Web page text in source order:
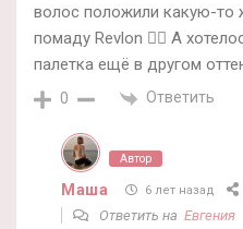
волос положили какую-то
помаду Revlon 🤦‍♀️ А
палетка ещё в другом
0 Ответить
Автор
Маша 6 лет назад
Ответить на Евгения